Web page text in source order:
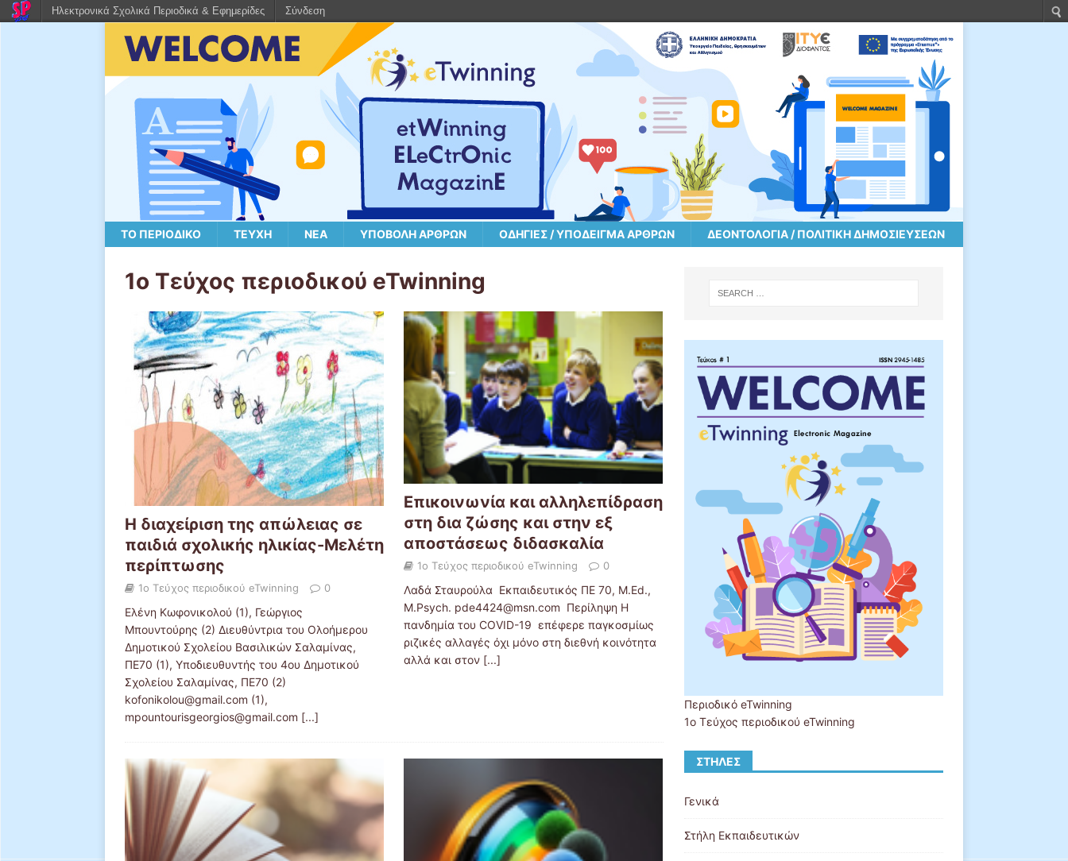
ΤΟ ΠΕΡΙΟΔΙΚΌ ΤΕΎΧΗ ΝΈΑ ΥΠΟΒΟΛΉ ΆΡΘΡΩΝ ΟΔΗΓΊΕΣ / ΥΠΌΔΕΙΓΜΑ ΆΡΘΡΩΝ ΔΕΟΝΤΟΛΟΓΊΑ / ΠΟΛΙΤΙΚΉ ΔΗΜΟΣΙΕΎΣΕΩΝ
1ο Τεύχος περιοδικού eTwinning
Η διαχείριση της απώλειας σε
παιδιά σχολικής ηλικίας-Μελέτη
περίπτωσης
1ο Τεύχος περιοδικού eTwinning 0
Ελένη Κωφονικολού (1), Γεώργιος
Μπουντούρης (2) Διευθύντρια του Ολοήμερου
Δημοτικού Σχολείου Βασιλικών Σαλαμίνας,
ΠΕ70 (1), Υποδιευθυντής του 4ου Δημοτικού
Σχολείου Σαλαμίνας, ΠΕ70 (2)
kofonikolou@gmail.com (1),
mpountourisgeorgios@gmail.com [...]
Επικοινωνία και αλληλεπίδραση
στη δια ζώσης και στην εξ
αποστάσεως διδασκαλία
1ο Τεύχος περιοδικού eTwinning 0
Λαδά Σταυρούλα Εκπαιδευτικός ΠΕ 70, M.Ed.,
M.Psych. pde4424@msn.com Περίληψη Η
πανδημία του COVID-19 επέφερε παγκοσμίως
ριζικές αλλαγές όχι μόνο στη διεθνή κοινότητα
αλλά και στον [...]
Περιοδικό eTwinning
1ο Τεύχος περιοδικού eTwinning
ΣΤΉΛΕΣ
Γενικά
Στήλη Εκπαιδευτικών
Ηλεκτρονικά Σχολικά Περιοδικά & Εφημερίδες Σύνδεση